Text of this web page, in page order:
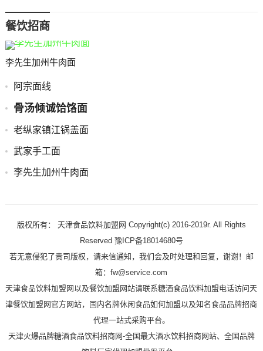
餐饮招商
李先生加州牛肉面
阿宗面线
骨汤倾诚饸饹面
老纵家镇江锅盖面
武家手工面
李先生加州牛肉面
版权所有： 天津食品饮料加盟网 Copyright(c) 2016-2019r. All Rights
Reserved 豫ICP备18014680号
若无意侵犯了贵司版权，请来信通知，我们会及时处理和回复，谢谢！邮
箱：fw@service.com
天津食品饮料加盟网以及餐饮加盟网站请联系糖酒食品饮料加盟电话访问天
津餐饮加盟网官方网站，国内名牌休闲食品如何加盟以及知名食品品牌招商
代理一站式采购平台。
天津火爆品牌糖酒食品饮料招商网-全国最大酒水饮料招商网站、全国品牌